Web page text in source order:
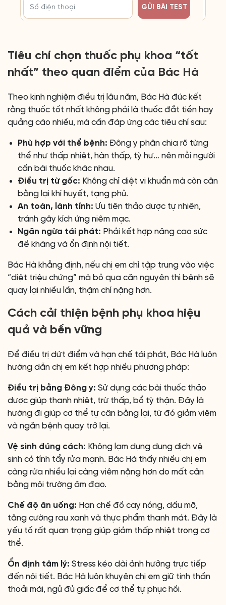
GỬI BÀI TEST
Tiêu chí chọn thuốc phụ khoa “tốt
nhất” theo quan điểm của Bác Hà
Theo kinh nghiệm điều trị lâu năm, Bác Hà đúc kết
rằng thuốc tốt nhất không phải là thuốc đắt tiền hay
quảng cáo nhiều, mà cần đáp ứng các tiêu chí sau:
Phù hợp với thể bệnh: Đông y phân chia rõ từng
thể như thấp nhiệt, hàn thấp, tỳ hư… nên mỗi người
cần bài thuốc khác nhau.
Điều trị từ gốc: Không chỉ diệt vi khuẩn mà còn cân
bằng lại khí huyết, tạng phủ.
An toàn, lành tính: Ưu tiên thảo dược tự nhiên,
tránh gây kích ứng niêm mạc.
Ngăn ngừa tái phát: Phải kết hợp nâng cao sức
đề kháng và ổn định nội tiết.
Bác Hà khẳng định, nếu chị em chỉ tập trung vào việc
“diệt triệu chứng” mà bỏ qua căn nguyên thì bệnh sẽ
quay lại nhiều lần, thậm chí nặng hơn.
Cách cải thiện bệnh phụ khoa hiệu
quả và bền vững
Để điều trị dứt điểm và hạn chế tái phát, Bác Hà luôn
hướng dẫn chị em kết hợp nhiều phương pháp:
Điều trị bằng Đông y: Sử dụng các bài thuốc thảo
dược giúp thanh nhiệt, trừ thấp, bổ tỳ thận. Đây là
hướng đi giúp cơ thể tự cân bằng lại, từ đó giảm viêm
và ngăn bệnh quay trở lại.
Vệ sinh đúng cách: Không lạm dụng dung dịch vệ
sinh có tính tẩy rửa mạnh. Bác Hà thấy nhiều chị em
càng rửa nhiều lại càng viêm nặng hơn do mất cân
bằng môi trường âm đạo.
Chế độ ăn uống: Hạn chế đồ cay nóng, dầu mỡ,
tăng cường rau xanh và thực phẩm thanh mát. Đây là
yếu tố rất quan trọng giúp giảm thấp nhiệt trong cơ
thể.
Ổn định tâm lý: Stress kéo dài ảnh hưởng trực tiếp
đến nội tiết. Bác Hà luôn khuyên chị em giữ tinh thần
thoải mái, ngủ đủ giấc để cơ thể tự phục hồi.